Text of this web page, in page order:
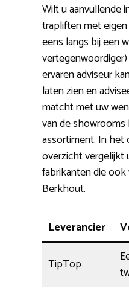
Wilt u aanvullende
trapliften met
eens langs bij een
ervaren adviseur
laten zien en
matcht met uw
van de
assortiment. In het
overzicht
fabrikanten die ook
Berkhout.
Leverancier
TipTop